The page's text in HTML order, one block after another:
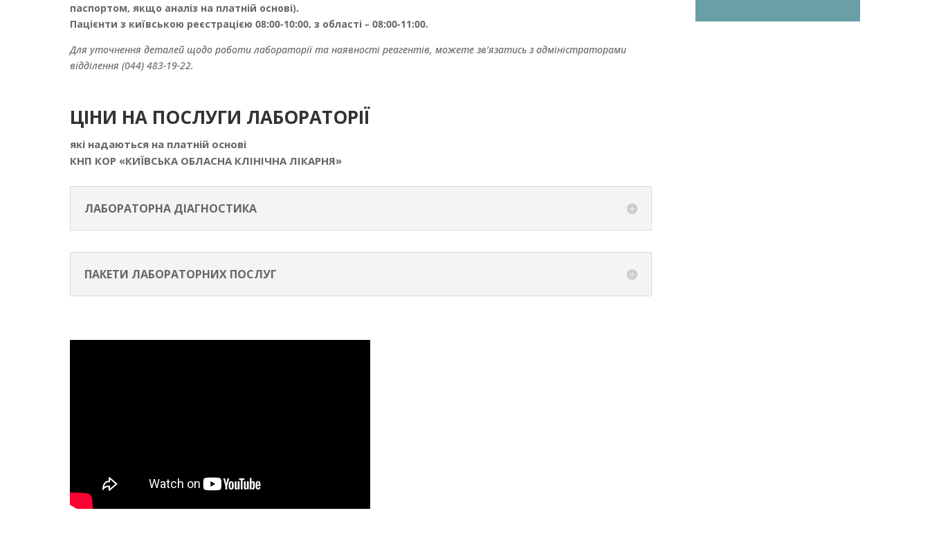
паспортом, якщо аналіз на платній основі).
Пацієнти з київською реєстрацією 08:00-10:00, з області – 08:00-11:00.
Для уточнення деталей щодо роботи лабораторії та наявності реагентів, можете зв’язатись з адміністраторами
відділення (044) 483-19-22.
ЦІНИ НА ПОСЛУГИ ЛАБОРАТОРІЇ
які надаються на платній основі
КНП КОР «КИЇВСЬКА ОБЛАСНА КЛІНІЧНА ЛІКАРНЯ»
ЛАБОРАТОРНА ДІАГНОСТИКА
ПАКЕТИ ЛАБОРАТОРНИХ ПОСЛУГ